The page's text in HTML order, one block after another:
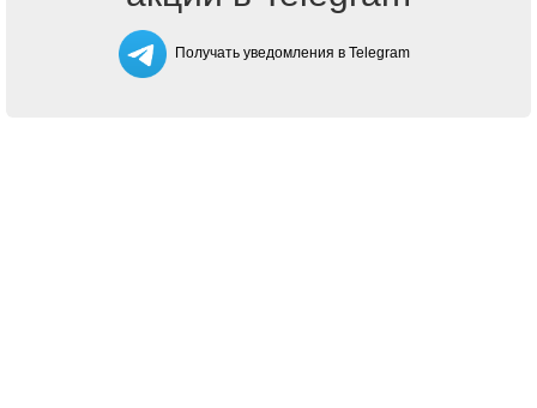
Получать уведомления в Telegram